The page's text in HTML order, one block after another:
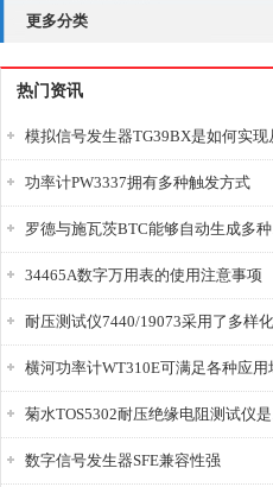
更多分类
热门资讯
功率计PW3337拥有多种触发方式
34465A数字万用表的使用注意事项
数字信号发生器SFE兼容性强